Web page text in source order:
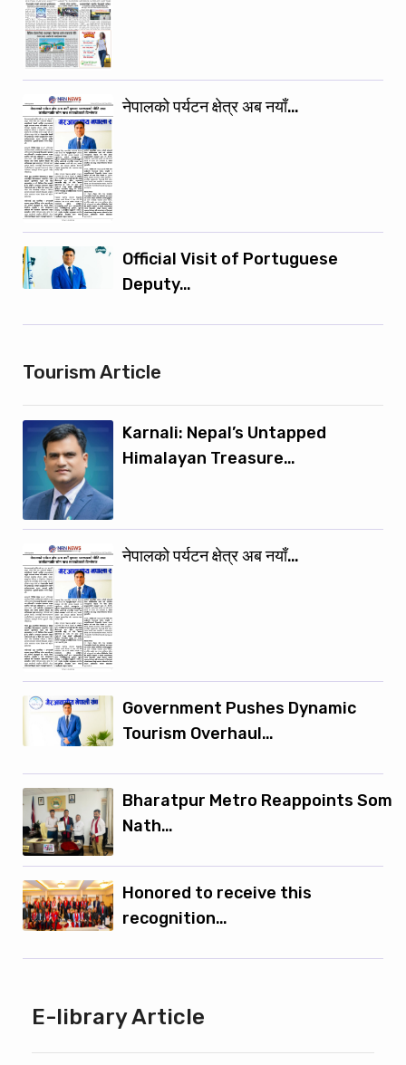
नेपालको पर्यटन क्षेत्र अब नयाँ…
Official Visit of Portuguese
Deputy…
Tourism Article
Karnali: Nepal’s Untapped
Himalayan Treasure…
नेपालको पर्यटन क्षेत्र अब नयाँ…
Government Pushes Dynamic
Tourism Overhaul…
Bharatpur Metro Reappoints Som
Nath…
Honored to receive this
recognition…
E-library Article